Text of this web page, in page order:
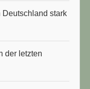
stark
der letzten